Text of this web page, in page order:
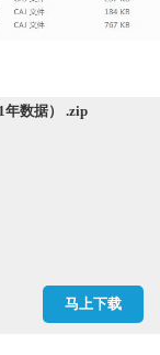
年数据） .zip
马上下载
验数据_杨玉凤.caj